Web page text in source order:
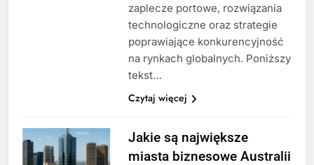
zaplecze portowe, rozwiązania
technologiczne oraz strategie
poprawiające konkurencyjność
na rynkach globalnych. Poniższy
tekst…
Czytaj więcej
Jakie są największe
miasta biznesowe Australii